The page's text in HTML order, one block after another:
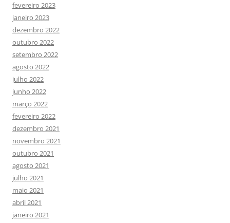
fevereiro 2023
janeiro 2023
dezembro 2022
outubro 2022
setembro 2022
agosto 2022
julho 2022
junho 2022
março 2022
fevereiro 2022
dezembro 2021
novembro 2021
outubro 2021
agosto 2021
julho 2021
maio 2021
abril 2021
janeiro 2021